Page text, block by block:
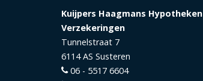
Kuijpers Haagmans Hypotheken
Verzekeringen
Tunnelstraat 7
6114 AS Susteren
06 - 5517 6604